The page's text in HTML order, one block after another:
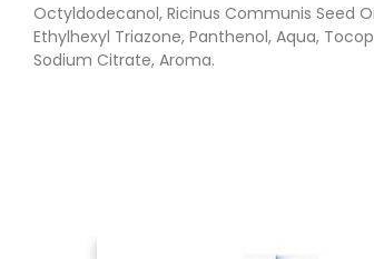
Octyldodecanol, Ricinus Communis Seed
Ethylhexyl Triazone, Panthenol, Aqua,
Sodium Citrate, Aroma.